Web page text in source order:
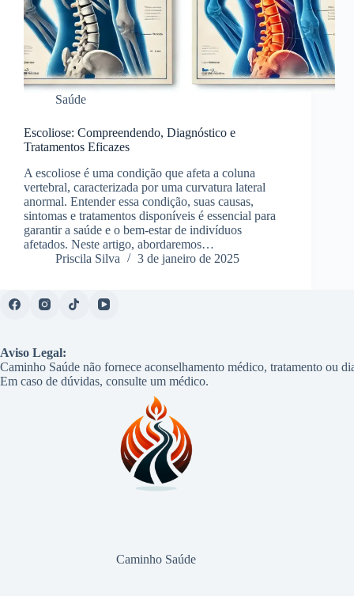
Saúde
Escoliose: Compreendendo, Diagnóstico e
Tratamentos Eficazes
A escoliose é uma condição que afeta a coluna
vertebral, caracterizada por uma curvatura lateral
anormal. Entender essa condição, suas causas,
sintomas e tratamentos disponíveis é essencial para
garantir a saúde e o bem-estar de indivíduos
afetados. Neste artigo, abordaremos…
Priscila Silva
3 de janeiro de 2025
Aviso Legal:
Caminho Saúde não fornece aconselhamento médico, tratamento ou
Em caso de dúvidas, consulte um médico.
Caminho Saúde